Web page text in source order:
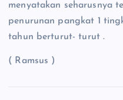
menyatakan seharusnya
penurunan pangkat 1
tahun berturut- turut .
( Ramsus )